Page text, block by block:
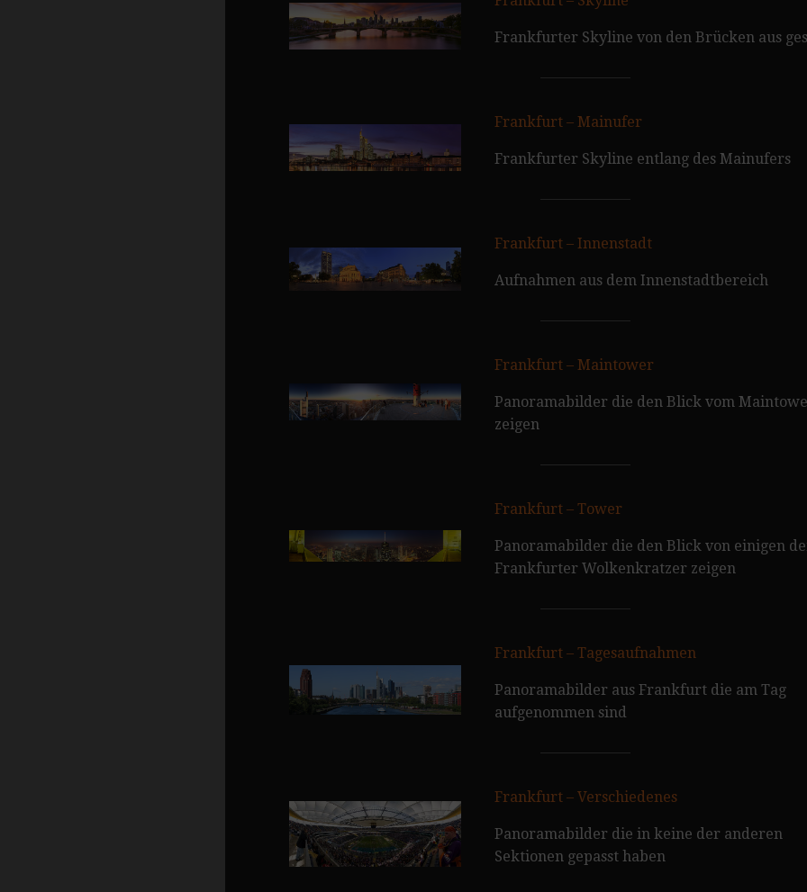
Frankfurter Skyline von den Brücken aus
Frankfurt – Mainufer
Frankfurter Skyline entlang des Mainufers
Frankfurt – Innenstadt
Aufnahmen aus dem Innenstadtbereich
Frankfurt – Maintower
Panoramabilder die den Blick vom
zeigen
Frankfurt – Tower
Panoramabilder die den Blick von einigen
Frankfurter Wolkenkratzer zeigen
Frankfurt – Tagesaufnahmen
Panoramabilder aus Frankfurt die am Tag
aufgenommen sind
Frankfurt – Verschiedenes
Panoramabilder die in keine der anderen
Sektionen gepasst haben